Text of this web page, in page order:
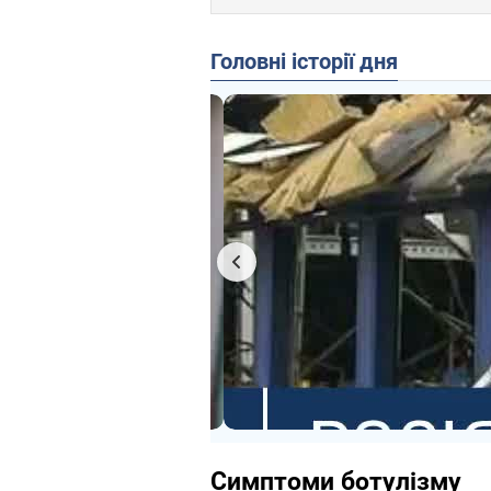
Головні історії дня
Симптоми ботулізму